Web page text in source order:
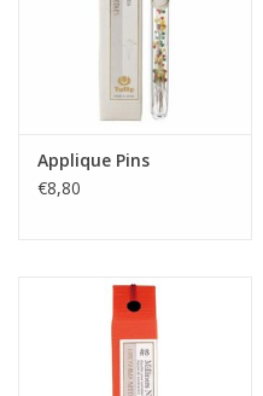
Applique Pins
€8,80